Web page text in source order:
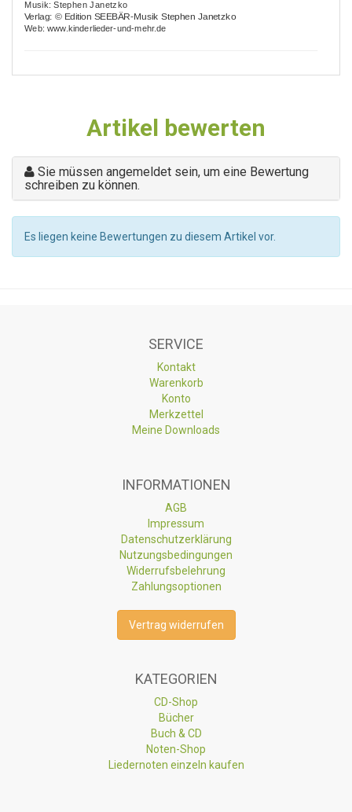
Musik: Stephen Janetzko
Verlag: © Edition SEEBÄR-Musik Stephen Janetzko
Web: www.kinderlieder-und-mehr.de
Artikel bewerten
Sie müssen angemeldet sein, um eine Bewertung
schreiben zu können.
Es liegen keine Bewertungen zu diesem Artikel vor.
SERVICE
Kontakt
Warenkorb
Konto
Merkzettel
Meine Downloads
INFORMATIONEN
AGB
Impressum
Datenschutzerklärung
Nutzungsbedingungen
Widerrufsbelehrung
Zahlungsoptionen
Vertrag widerrufen
KATEGORIEN
CD-Shop
Bücher
Buch & CD
Noten-Shop
Liedernoten einzeln kaufen